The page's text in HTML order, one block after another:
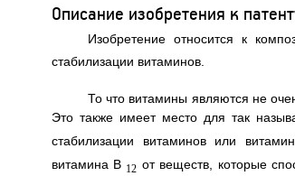
Описание изобретения к
Изобретение относится к
стабилизации витаминов.
То что витамины являются не
Это также имеет место для так
стабилизации витаминов или
витамина B 12от веществ, которые